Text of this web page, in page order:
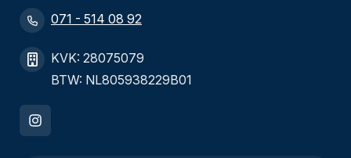
071 - 514 08 92
KVK: 28075079
BTW: NL805938229B01